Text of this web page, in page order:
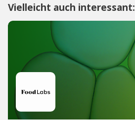
Vielleicht auch interessant: